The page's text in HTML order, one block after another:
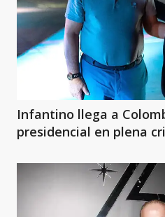
Infantino llega a
presidencial en plena